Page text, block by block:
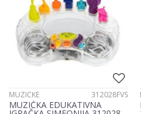
MUZIČKE 312028FVS
MUZIČKA EDUKATIVNA